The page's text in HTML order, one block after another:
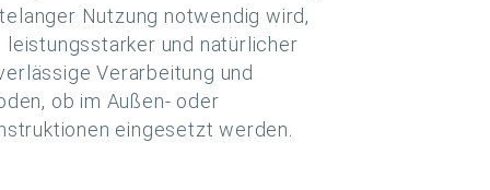
Nutzung notwendig wird,
und natürlicher
Verarbeitung und
ob im Außen- oder
eingesetzt werden.